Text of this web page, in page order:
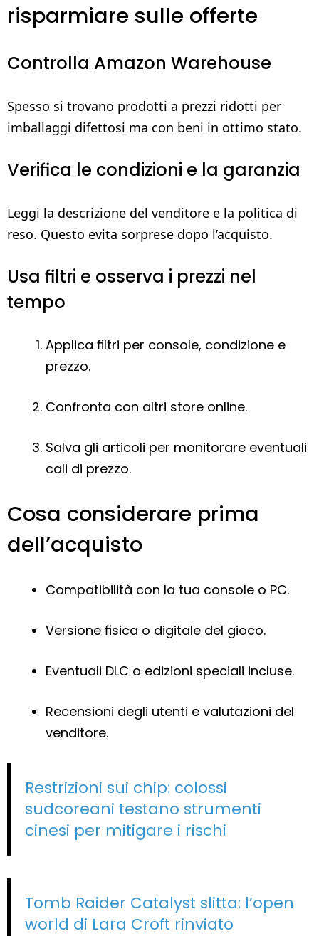
risparmiare sulle offerte
Controlla Amazon Warehouse
Spesso si trovano prodotti a prezzi ridotti per
imballaggi difettosi ma con beni in ottimo stato.
Verifica le condizioni e la garanzia
Leggi la descrizione del venditore e la politica di
reso. Questo evita sorprese dopo l’acquisto.
Usa filtri e osserva i prezzi nel
tempo
Applica filtri per console, condizione e
prezzo.
Confronta con altri store online.
Salva gli articoli per monitorare eventuali
cali di prezzo.
Cosa considerare prima
dell’acquisto
Compatibilità con la tua console o PC.
Versione fisica o digitale del gioco.
Eventuali DLC o edizioni speciali incluse.
Recensioni degli utenti e valutazioni del
venditore.
Restrizioni sui chip: colossi
sudcoreani testano strumenti
cinesi per mitigare i rischi
Tomb Raider Catalyst slitta: l’open
world di Lara Croft rinviato